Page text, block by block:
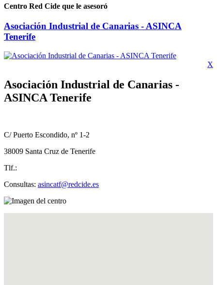
Centro Red Cide que le asesoró
Asociación Industrial de Canarias - ASINCA
Tenerife
X
Asociación Industrial de Canarias -
ASINCA Tenerife
C/ Puerto Escondido, nº 1-2
38009 Santa Cruz de Tenerife
Tlf.:
Consultas: asincatf@redcide.es